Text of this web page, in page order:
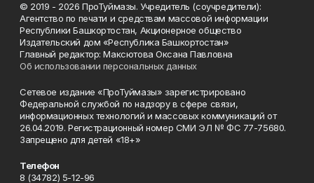
© 2019 - 2026 ПроТуймазы. Учредитель (соучредители):
Агентство по печати и средствам массовой информации
Республики Башкортостан, Акционерное общество
Издательский дом «Республика Башкортостан»
Главный редактор: Максютова Оксана Павловна
Об использовании персональных данных
Сетевое издание «ПроТуймазы» зарегистрировано
Федеральной службой по надзору в сфере связи,
информационных технологий и массовых коммуникаций от
26.04.2019. Регистрационный номер СМИ ЭЛ № ФС 77-75680.
Запрещено для детей «18+»
Телефон
8 (34782) 5-12-96